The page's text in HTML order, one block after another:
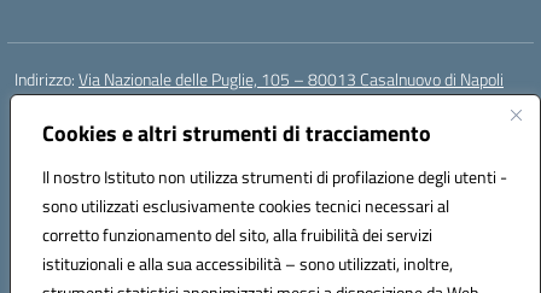
Cookies e altri strumenti di tracciamento
Il nostro Istituto non utilizza strumenti di profilazione degli utenti -
sono utilizzati esclusivamente cookies tecnici necessari al
corretto funzionamento del sito, alla fruibilità dei servizi
istituzionali e alla sua accessibilità – sono utilizzati, inoltre,
Indirizzo:Via Nazionale delle Puglie, 105 – 80013 Casalnuovo di Napoli
Centralino:
Email:naee32300a@istruzione.it
Codice fiscale: 93007720639
Codice meccanografico:
NAEE32300A
Codice unico di fatturazione (CUF): UFDMFG